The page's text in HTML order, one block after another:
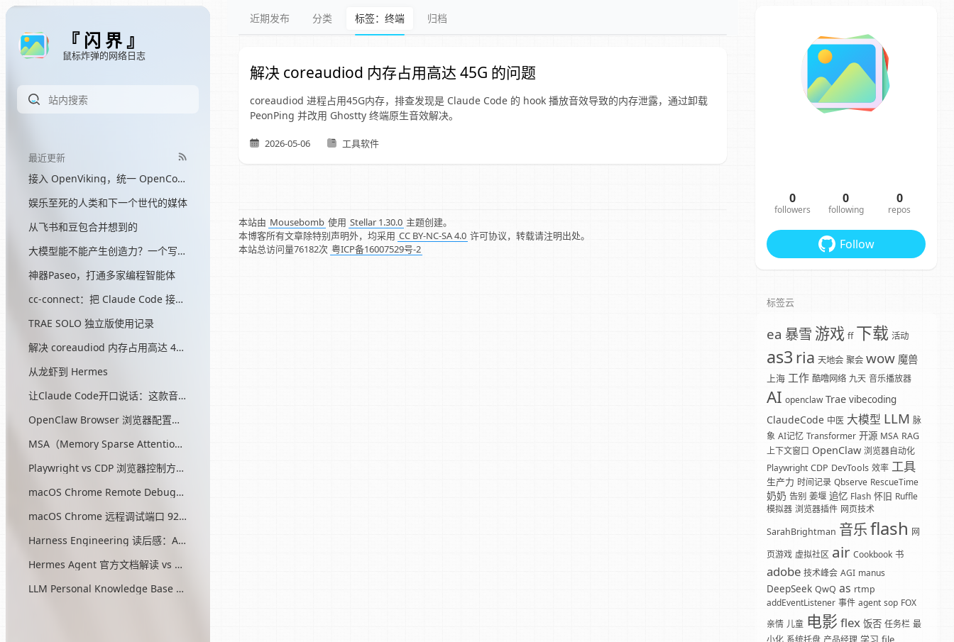
『 闪 界 』
鼠标炸弹的网络日志
最近更新
接入 OpenViking，统一 OpenCode 和 Hermes 的记忆
娱乐至死的人类和下一个世代的媒体
从飞书和豆包合并想到的
大模型能不能产生创造力？一个写了三个月网文的程序员的答案
神器Paseo，打通多家编程智能体
cc-connect：把 Claude Code 接入飞书
TRAE SOLO 独立版使用记录
解决 coreaudiod 内存占用高达 45G 的问题
从龙虾到 Hermes
让Claude Code开口说话：这款音效插件让我把编程玩成了游戏
OpenClaw Browser 浏览器配置指南
MSA（Memory Sparse Attention）— 突破 AI 记忆瓶颈的开源方案
Playwright vs CDP 浏览器控制方式对比
macOS Chrome Remote Debugging 配置
macOS Chrome 远程调试端口 9222 启动问题与最终解决方案
Harness Engineering 读后感：AI工程的第三次范式转移
Hermes Agent 官方文档解读 vs OpenClaw
LLM Personal Knowledge Base Pattern (Karpathy)
近期发布 分类 标签：终端 归档
解决 coreaudiod 内存占用高达 45G 的问题
coreaudiod 进程占用45G内存，排查发现是 Claude Code 的 hook 播放音效导致的内存泄露，通过卸载
PeonPing 并改用 Ghostty 终端原生音效解决。
2026-05-06 工具软件
本站由 Mousebomb 使用 Stellar 1.30.0 主题创建。
本博客所有文章除特别声明外，均采用 CC BY-NC-SA 4.0 许可协议，转载请注明出处。
本站总访问量76182次 粤ICP备16007529号-2
0
followers
0
following
0
repos
Follow
标签云
ea 暴雪 游戏 ff 下载 活动
as3 ria 天地会 聚会 wow 魔兽
上海 工作 酷噜网络 九天 音乐播放器
AI openclaw Trae vibecoding
ClaudeCode 中医 大模型 LLM 脉
象 AI记忆 Transformer 开源 MSA RAG
上下文窗口 OpenClaw 浏览器自动化
Playwright CDP DevTools 效率 工具
生产力 时间记录 Qbserve RescueTime
奶奶 告别 姜堰 追忆 Flash 怀旧 Ruffle
模拟器 浏览器插件 网页技术
SarahBrightman 音乐flash 网
页游戏 虚拟社区 air Cookbook 书
adobe 技术峰会 AGI manus
DeepSeek QwQ as rtmp
addEventListener 事件 agent sop FOX
亲情 儿童 电影 flex 饭否 任务栏 最
小化 系统托盘 产品经理 学习 file